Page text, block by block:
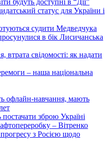
будуть доступні в “Дії”
статус для України і
судити Медведчука
в бік Лисичанська
свідомості: як надати
– наша національна
офлайн-навчання, мають
зброю Україні
– Вітренко
з Росією щодо